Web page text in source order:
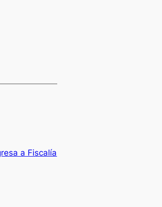
a Fiscalía